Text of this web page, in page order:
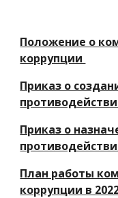
Положение о
коррупции
Приказ о
Приказ о
План работы
коррупции в